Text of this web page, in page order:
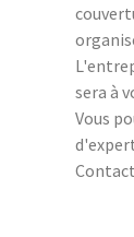
sera à
Vous